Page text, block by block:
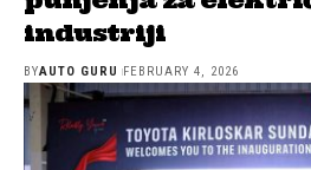
industriji
BYAUTO GURU FEBRUARY 4, 2026